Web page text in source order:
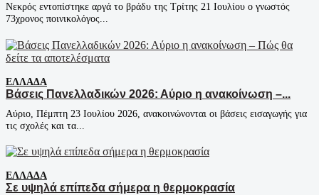
Νεκρός εντοπίστηκε αργά το βράδυ της Τρίτης 21 Ιουλίου ο γνωστός
73χρονος ποινικολόγος...
ΕΛΛΆΔΑ
Βάσεις Πανελλαδικών 2026: Αύριο η ανακοίνωση –...
Αύριο, Πέμπτη 23 Ιουλίου 2026, ανακοινώνονται οι βάσεις εισαγωγής για
τις σχολές και τα...
ΕΛΛΆΔΑ
Σε υψηλά επίπεδα σήμερα η θερμοκρασία